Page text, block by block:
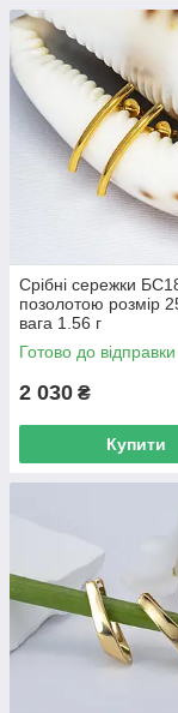
Срібні сережки
позолотою розмір
вага 1.56 г
Готово до відправки
2 030 ₴
Купити